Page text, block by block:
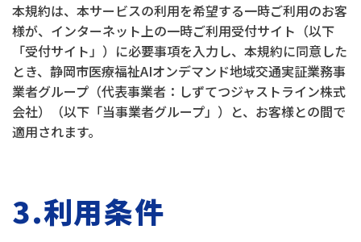
本規約は、本サービスの利用を希望する一時ご利用のお客
様が、インターネット上の一時ご利用受付サイト（以下
「受付サイト」）に必要事項を入力し、本規約に同意した
とき、静岡市医療福祉AIオンデマンド地域交通実証業務事
業者グループ（代表事業者：しずてつジャストライン株式
会社）（以下「当事業者グループ」）と、お客様との間で
適用されます。
3.利用条件